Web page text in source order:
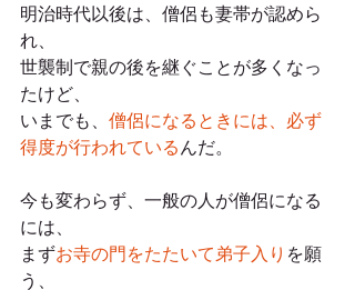
明治時代以後は、僧侶も妻帯が認めら
れ、
世襲制で親の後を継ぐことが多くなっ
たけど、
いまでも、 僧侶になるときには、必ず
得度が行われているんだ。
今も変わらず、一般の人が僧侶になる
には、
まずお寺の門をたたいて弟子入り を願
う、